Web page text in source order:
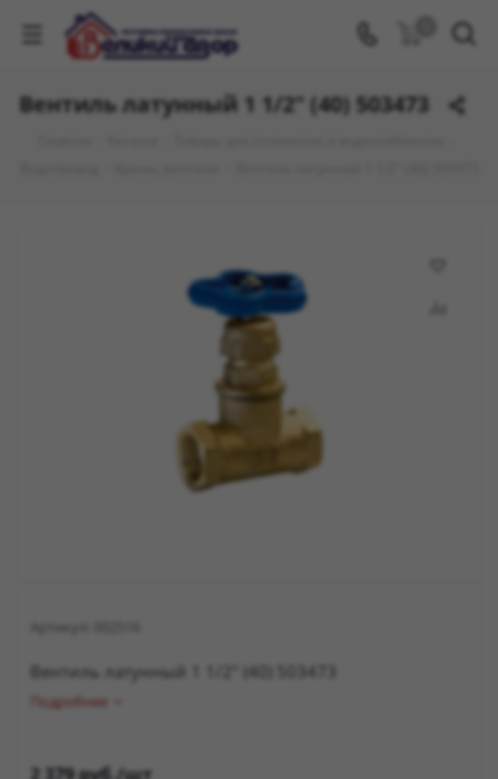
Вентиль латунный 1 1/2" (40) 503473
Вентиль латунный 1 1/2" (40) 503473
Подробнее